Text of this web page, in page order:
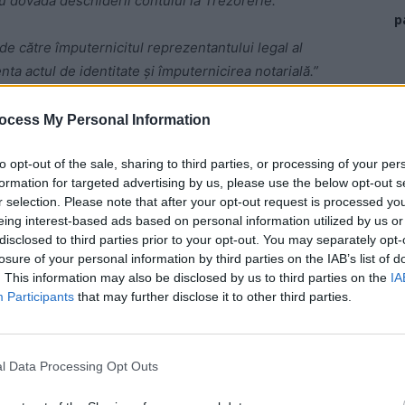
My Personal Information
opt-out of the sale, sharing to third parties, or processing of your
for targeted advertising by us, please use the below opt-out
selection. Please note that after your opt-out request is processed
interest-based ads based on personal information utilized by us
to third parties prior to your opt-out. You may separately
of your personal information by third parties on the IAB’s list of
This information may also be disclosed by us to third parties on the
Participants that may further disclose it to other third parties.
Data Processing Opt Outs
către împuternicitul reprezentantului legal al
actul de identitate și împuternicirea notarială.”
cu PSD-ul”
cei 52 de „instalatori validați” (firmele acceptate
Alba (6 firme), Arad (4), Argeș (7), Bacău (8), Bihor
județe foarte îndepărtate de Capitală.
Advertisement -
cele 8 județe au venit de la prima oră să semneze
clienți interesați de acest program (persoane